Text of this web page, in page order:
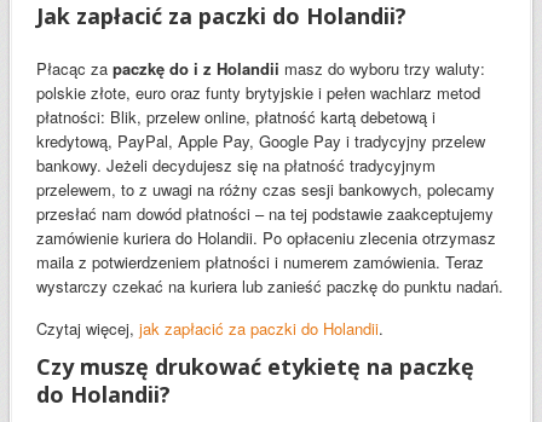
Jak zapłacić za paczki do Holandii?
Płacąc za paczkę do i z Holandii masz do wyboru trzy waluty:
polskie złote, euro oraz funty brytyjskie i pełen wachlarz metod
płatności: Blik, przelew online, płatność kartą debetową i
kredytową, PayPal, Apple Pay, Google Pay i tradycyjny przelew
bankowy. Jeżeli decydujesz się na płatność tradycyjnym
przelewem, to z uwagi na różny czas sesji bankowych, polecamy
przesłać nam dowód płatności – na tej podstawie zaakceptujemy
zamówienie kuriera do Holandii. Po opłaceniu zlecenia otrzymasz
maila z potwierdzeniem płatności i numerem zamówienia. Teraz
wystarczy czekać na kuriera lub zanieść paczkę do punktu nadań.
Czytaj więcej, jak zapłacić za paczki do Holandii.
Czy muszę drukować etykietę na paczkę
do Holandii?